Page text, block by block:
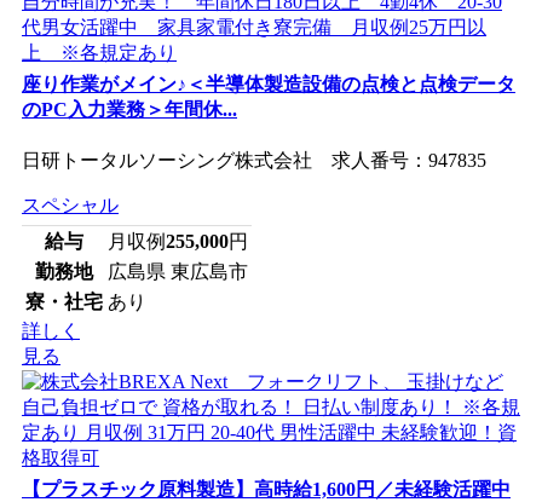
座り作業がメイン♪＜半導体製造設備の点検と点検データ
のPC入力業務＞年間休...
日研トータルソーシング株式会社 求人番号：947835
スペシャル
給与
月収例255,000円
勤務地
広島県 東広島市
寮・社宅 あり
詳しく
見る
【プラスチック原料製造】高時給1,600円／未経験活躍中